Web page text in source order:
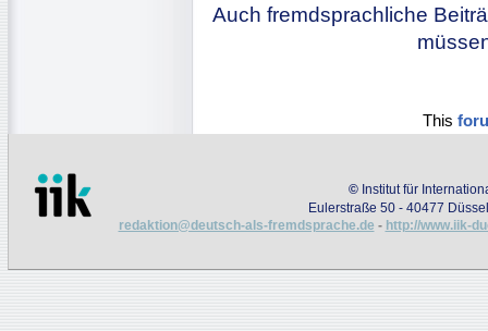
Auch fremdsprachliche
This
© Institut für
Eulerstraße 50 - 40477
redaktion@deutsch-als-fremdsprache.de - http://www.iik-